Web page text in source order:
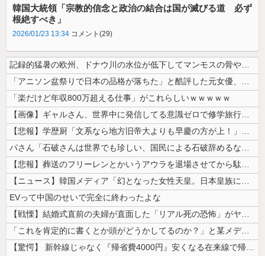
韓国大統領「宗教的信念と政治の結合は国が滅びる道 必ず
根絶すべき」
2026/01/23 13:34 コメント(29)
記録的猛暑の欧州、ドナウ川の水位が低下してマンモスの骨や沈没したドイツ...
「アニソン盆祭りで日本の品格が落ちた」と酷評した元女優、「あんたが品格...
「楽だけど年収800万超える仕事」がこれらしいｗｗｗｗｗ
【画像】ギャルさん、世界中に発信してる意識ゼロで修学旅行の宿をSNS公...
【悲報】学歴厨「文系なら地方旧帝大よりも早慶の方が上！」←これｗｗｗｗ
パさん「石破さんは世界でも珍しい、国民による石破辞めるなデモが自然発生...
【悲報】葬送のフリーレンとかいうアウラを退場させてから駄作になった作品...
【ニュース】韓国メディア「幻となった女性天皇。日本皇族に韓半島の男の血...
EVって中国のせいで完全に終わったよな
【戦慄】結婚式直前の夫婦が直面した「リアル死の恐怖」がヤバすぎる・・・...
「これを肯定的に書くとか頭がどうかしてるのか？」と某メディアの焚書称賛...
【驚愕】 新幹線じゃなく『帰省費4000円』安くなる在来線で帰省した結...